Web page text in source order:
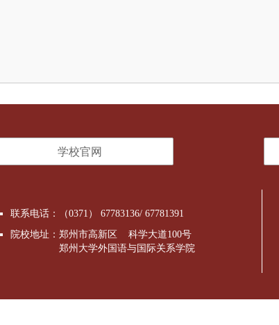
学校官网
联系电话：（0371） 67783136/ 67781391
院校地址：郑州市高新区 科学大道100号
郑州大学外国语与国际关系学院